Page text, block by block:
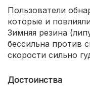
Пользователи
которые и
Зимняя резина
бессильна против
скорости сильно
Достоинства